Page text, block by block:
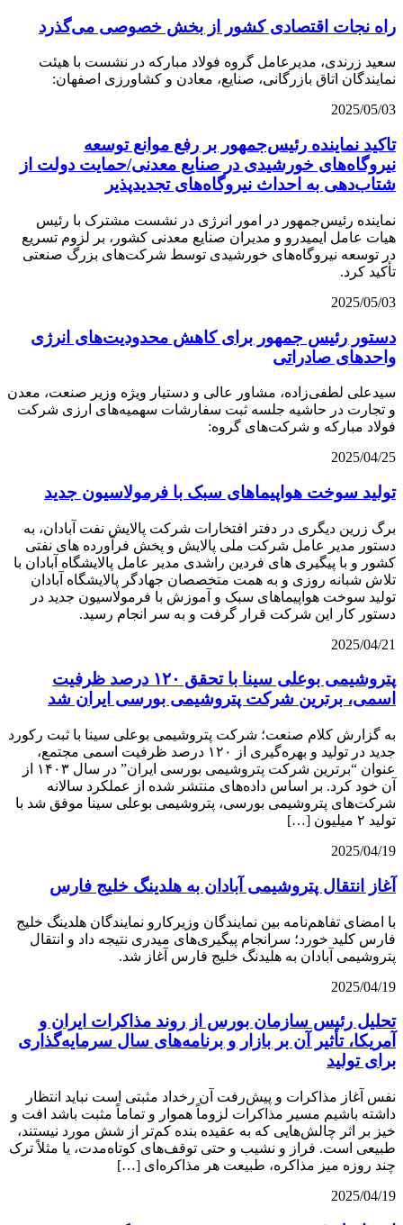
راه نجات اقتصادی کشور از بخش خصوصی می‌گذرد
سعید زرندی، مدیرعامل گروه فولاد مبارکه در نشست با هیئت
نمایندگان اتاق بازرگانی، صنایع، معادن و کشاورزی اصفهان:
2025/05/03
تاکید نماینده رئیس‌جمهور بر رفع موانع توسعه
نیروگاه‌های خورشیدی در صنایع معدنی/حمایت دولت از
شتاب‌دهی به احداث نیروگاه‌های تجدیدپذیر
نماینده رئیس‌جمهور در امور انرژی در نشست مشترک با رئیس
هیات عامل ایمیدرو و مدیران صنایع معدنی کشور، بر لزوم تسریع
در توسعه نیروگاه‌های خورشیدی توسط شرکت‌های بزرگ صنعتی
تأکید کرد.
2025/05/03
دستور رئیس جمهور برای کاهش محدودیت‌های انرژی
واحدهای صادراتی
سیدعلی لطفی‌زاده، مشاور عالی و دستیار ویژه وزیر صنعت، معدن
و تجارت در حاشیه جلسه‌ ثبت سفارشات سهمیه‌های ارزی شرکت
فولاد مبارکه و شرکت‌های گروه:
2025/04/25
تولید سوخت هواپیماهای سبک با فرمولاسیون جدید
برگ زرین دیگری در دفتر افتخارات شرکت پالایش نفت آبادان، به
دستور مدیر عامل شرکت ملی پالایش و پخش فرآورده های نفتی
کشور و با پیگیری های فردین راشدی مدیر عامل پالایشگاه آبادان با
تلاش شبانه روزی و به همت متخصصان جهادگر پالایشگاه آبادان
تولید سوخت هواپیماهای سبک و آموزش با فرمولاسیون جدید در
دستور کار این شرکت قرار گرفت و به سر انجام رسید.
2025/04/21
پتروشیمی بوعلی سینا با تحقق ۱۲۰ درصد ظرفیت
اسمی، برترین شرکت پتروشیمی بورسی ایران شد
به گزارش کلام صنعت؛ شرکت پتروشیمی بوعلی سینا با ثبت رکورد
جدید در تولید و بهره‌گیری از ۱۲۰ درصد ظرفیت اسمی مجتمع،
عنوان “برترین شرکت پتروشیمی بورسی ایران” در سال ۱۴۰۳ از
آن خود کرد. بر اساس داده‌های منتشر شده از عملکرد سالانه
شرکت‌های پتروشیمی بورسی، پتروشیمی بوعلی سینا موفق شد با
تولید ۲ میلیون […]
2025/04/19
آغاز انتقال پتروشیمی آبادان به هلدینگ خلیج فارس
با امضای تفاهم‌نامه بین نمایندگان وزیرکارو نمایندگان هلدینگ خلیج
فارس کلید خورد؛ سرانجام پیگیری‌های میدری نتیجه داد و انتقال
پتروشیمی آبادان به هلیدنگ خلیج فارس آغاز شد.
2025/04/19
تحلیل رئیس سازمان بورس از روند مذاکرات ایران و
آمریکا، تأثیر آن بر بازار و برنامه‌های سال سرمایه‌گذاری
برای تولید
نفس آغاز مذاکرات و پیش‌رفت آن رخداد مثبتی است نباید انتظار
داشته باشیم مسیر مذاکرات لزوماً هموار و تماماً مثبت باشد افت و
خیز بر اثر چالش‌هایی که به عقیده‌ بنده کم‌تر از شش مورد نیستند،
طبیعی است. فراز و نشیب و حتی توقف‌های کوتاه‌مدت، یا مثلاً ترک
چند روزه‌ میز مذاکره، طبیعت هر مذاکره‌ای […]
2025/04/19